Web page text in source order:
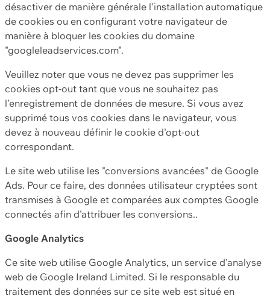
désactiver de manière générale l'installation automatique
de cookies ou en configurant votre navigateur de
manière à bloquer les cookies du domaine
"googleleadservices.com".
Veuillez noter que vous ne devez pas supprimer les
cookies opt-out tant que vous ne souhaitez pas
l'enregistrement de données de mesure. Si vous avez
supprimé tous vos cookies dans le navigateur, vous
devez à nouveau définir le cookie d'opt-out
correspondant.
Le site web utilise les "conversions avancées" de Google
Ads. Pour ce faire, des données utilisateur cryptées sont
transmises à Google et comparées aux comptes Google
connectés afin d'attribuer les conversions..
Google Analytics
Ce site web utilise Google Analytics, un service d'analyse
web de Google Ireland Limited. Si le responsable du
traitement des données sur ce site web est situé en